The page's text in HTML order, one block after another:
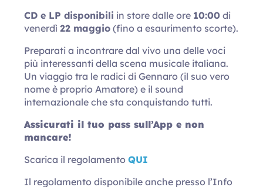
CD e LP disponibili in store dalle ore 10:00 di
venerdì22 maggio (fino a esaurimento scorte).
Preparati a incontrare dal vivo una delle voci
più interessanti della scena musicale italiana.
Un viaggio tra le radici di Gennaro (il suo vero
nome è proprio Amatore) e il sound
internazionale che sta conquistando tutti.
Assicurati il tuo pass sull’App e non
mancare!
Scarica il regolamentoQUI
Il regolamento disponibile anche presso l’Info